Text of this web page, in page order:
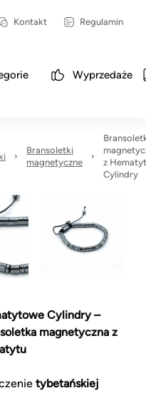
Kontakt Regulamin
Wyprzedaże
Bransoletki
magnetyczne
z
Cylindry
Cylindry –
magnetyczna z
tybetańskiej